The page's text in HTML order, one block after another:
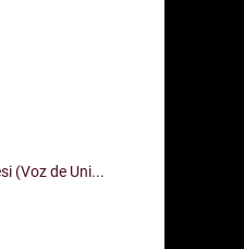
(Voz de Uni...